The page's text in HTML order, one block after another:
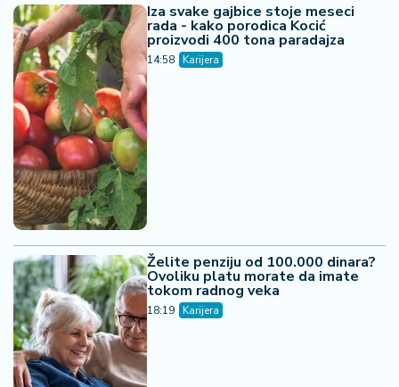
Iza svake gajbice stoje meseci
rada - kako porodica Kocić
proizvodi 400 tona paradajza
14:58 Karijera
Želite penziju od 100.000 dinara?
Ovoliku platu morate da imate
tokom radnog veka
18:19 Karijera